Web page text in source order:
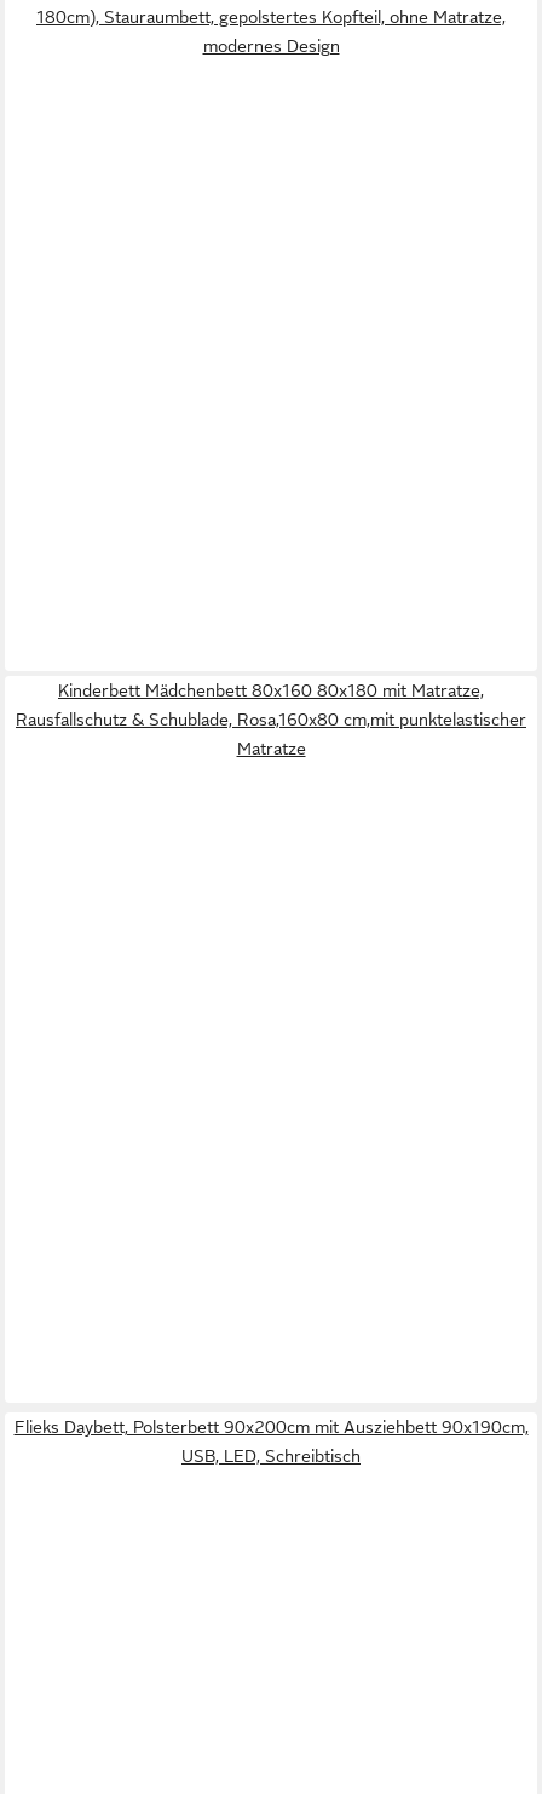
180cm), Stauraumbett, gepolstertes Kopfteil, ohne Matratze,
modernes Design
Kinderbett Mädchenbett 80x160 80x180 mit Matratze,
Rausfallschutz & Schublade, Rosa,160x80 cm,mit punktelastischer
Matratze
Flieks Daybett, Polsterbett 90x200cm mit Ausziehbett 90x190cm,
USB, LED, Schreibtisch